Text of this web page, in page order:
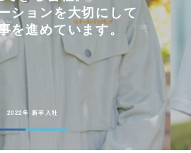
ションを大切にして
を進めています。
2022年 新卒入社